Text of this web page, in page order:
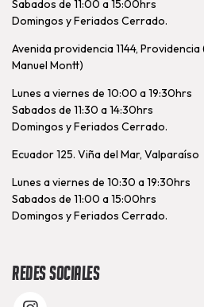
Sabados de 11:00 a 15:00hrs
Domingos y Feriados Cerrado.
Avenida providencia 1144,
Manuel Montt)
Lunes a viernes de 10:00 a 19:30hrs
Sabados de 11:30 a 14:30hrs
Domingos y Feriados Cerrado.
Ecuador 125. Viña del Mar, Valparaíso
Lunes a viernes de 10:30 a 19:30hrs
Sabados de 11:00 a 15:00hrs
Domingos y Feriados Cerrado.
Redes Sociales